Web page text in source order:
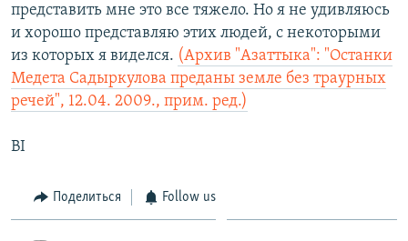
представить мне это все тяжело. Но я не удивляюсь
и хорошо представляю этих людей, с некоторыми
из которых я виделся. (Архив "Азаттыка": "Останки
Медета Садыркулова преданы земле без траурных
речей", 12.04. 2009., прим. ред.)
BI
Поделиться Follow us